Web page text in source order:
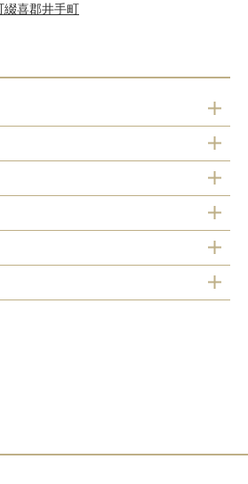
綴喜郡井手町